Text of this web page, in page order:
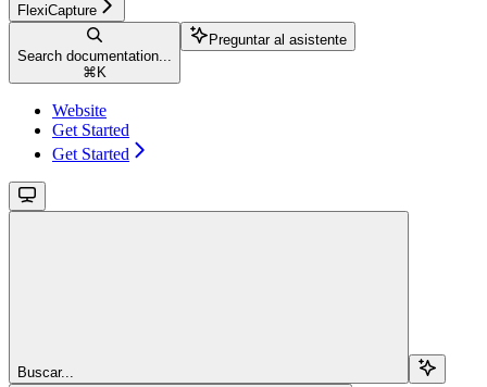
FlexiCapture
Search documentation...
⌘ K
Preguntar al asistente
Website
Get Started
Get Started
Buscar...